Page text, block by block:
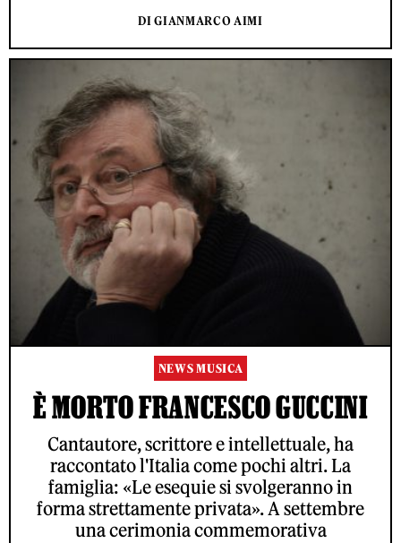
DI GIANMARCO AIMI
NEWS MUSICA
È MORTO FRANCESCO GUCCINI
Cantautore, scrittore e intellettuale, ha
raccontato l'Italia come pochi altri. La
famiglia: «Le esequie si svolgeranno in
forma strettamente privata». A settembre
una cerimonia commemorativa